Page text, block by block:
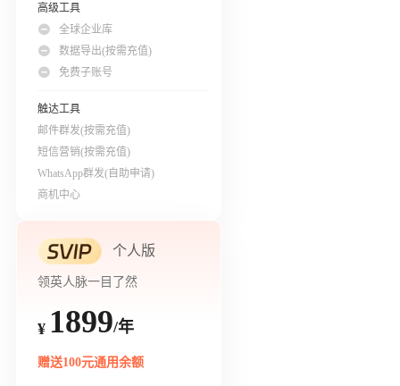
高级工具
全球企业库
数据导出(按需充值)
免费子账号
触达工具
邮件群发(按需充值)
短信营销(按需充值)
WhatsApp群发(自助申请)
商机中心
个人版
领英人脉一目了然
¥ 1899/年
赠送100元通用余额